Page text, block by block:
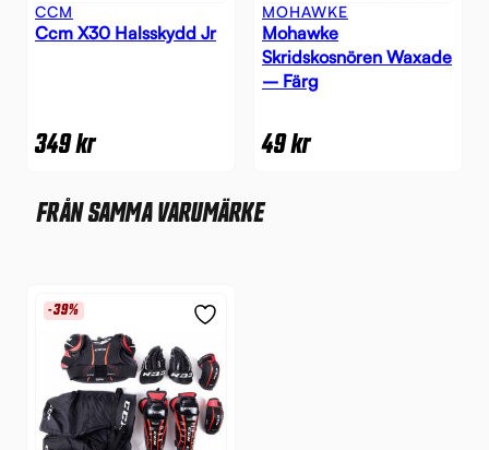
CCM
Ccm X30 Halsskydd Jr
349kr
MOHAWKE
Mohawke
Skridskosnören Waxade
– Färg
49kr
FRÅN SAMMA VARUMÄRKE
-39%